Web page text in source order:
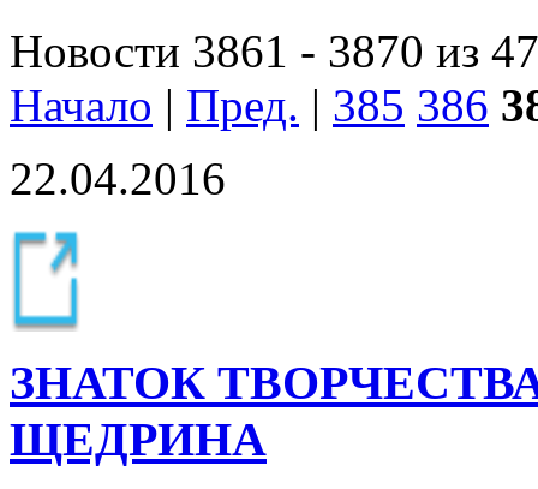
Новости 3861 - 3870 из
Начало | Пред. | 385 386
22.04.2016
ЗНАТОК
ЩЕДРИНА